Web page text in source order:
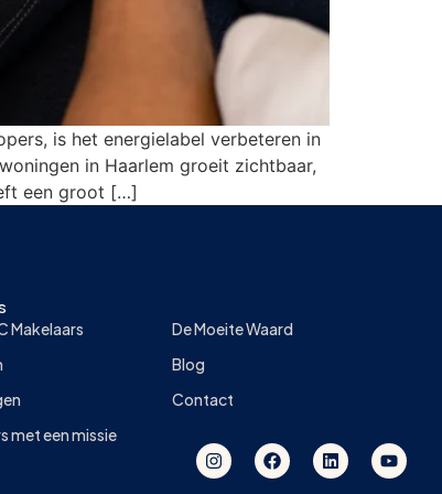
is het energielabel verbeteren in
in Haarlem groeit zichtbaar,
een groot […]
Makelaars
met een missie
De Moeite Waard
Blog
Contact